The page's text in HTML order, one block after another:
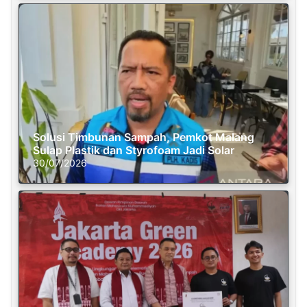
Solusi Timbunan Sampah, Pemkot Malang
Sulap Plastik dan Styrofoam Jadi Solar
30/07/2026